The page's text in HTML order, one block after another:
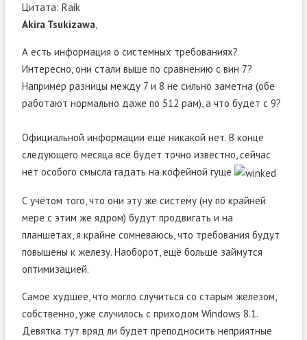
Цитата: Raik
Akira Tsukizawa,
А есть информация о системных требованиях?
Интересно, они стали выше по сравнению с вин 7?
Например разницы между 7 и 8 не сильно заметна (обе
работают нормально даже по 512 рам), а что будет с 9?
Официальной информации ещё никакой нет. В конце
следующего месяца всё будет точно известно, сейчас
нет особого смысла гадать на кофейной гуще
С учётом того, что они эту же систему (ну по крайней
мере с этим же ядром) будут продвигать и на
планшетах, я крайне сомневаюсь, что требования будут
повышены к железу. Наоборот, ещё больше займутся
оптимизацией.
Самое худшее, что могло случиться со старым железом,
собственно, уже случилось с приходом Windows 8.1.
Девятка тут вряд ли будет преподносить неприятные